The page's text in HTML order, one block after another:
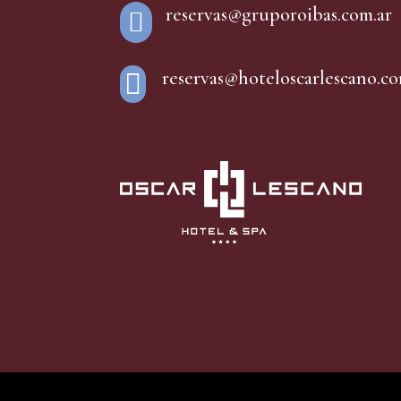
 reservas@gruporoibas.com.ar
